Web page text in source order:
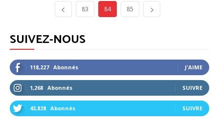
83 84 85
SUIVEZ-NOUS
118,227 Abonnés J'AIME
1,268 Abonnés SUIVRE
43,828 Abonnés SUIVRE